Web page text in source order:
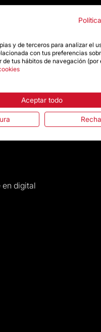
de compra
en digital
y de terceros para analizar el
con tus preferencias
de tus hábitos de navegación (por
Aceptar todo